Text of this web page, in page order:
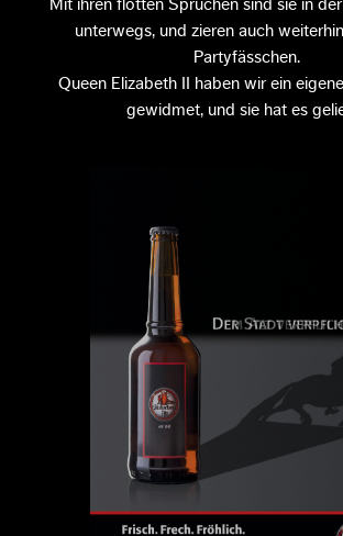
Mit ihren flotten Sprüchen sind sie in
unterwegs, und zieren auch weiterhin
Partyfässchen.
Queen Elizabeth II haben wir ein
gewidmet, und sie hat es